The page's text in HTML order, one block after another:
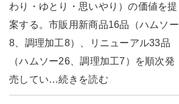
わり・ゆとり・思いやり）の価値を提
案する。市販用新商品16品（ハムソー
8、調理加工8）、リニューアル33品
（ハムソー26、調理加工7）を順次発
売してい…続きを読む